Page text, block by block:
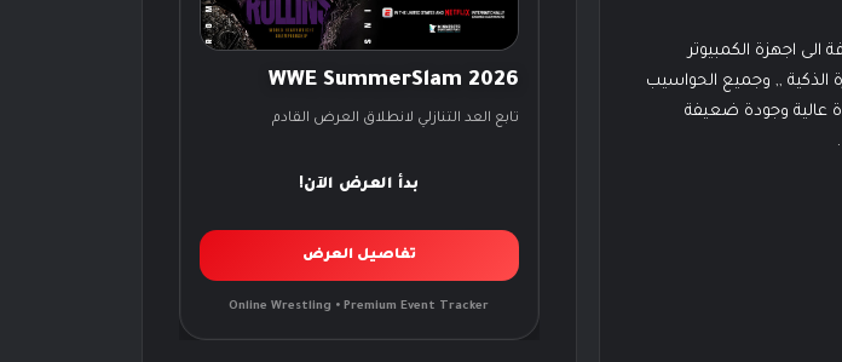
الى اجهزة الكمبيوتر
الذكية ,, وجميع الحواسيب
متعددة لبث مهرجان عرض رسلمينيا 33 مثال ( جودة عالية وجودة ضعيفة
WWE SummerSlam 2026
تابع العد التنازلي لانطلاق العرض القادم
بدأ العرض الآن!
تفاصيل العرض
Online Wrestling • Premium Event Tracker